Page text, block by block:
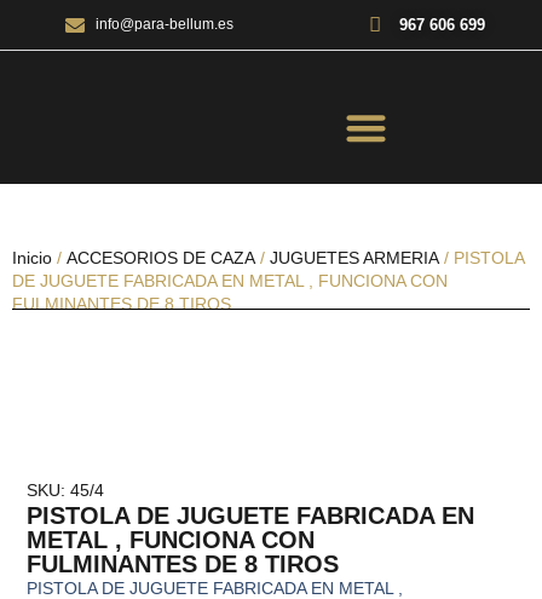
info@para-bellum.es 967 606 699
Inicio / ACCESORIOS DE CAZA / JUGUETES ARMERIA / PISTOLA
DE JUGUETE FABRICADA EN METAL , FUNCIONA CON
FULMINANTES DE 8 TIROS
SKU: 45/4
PISTOLA DE JUGUETE FABRICADA EN
METAL , FUNCIONA CON
FULMINANTES DE 8 TIROS
PISTOLA DE JUGUETE FABRICADA EN METAL ,